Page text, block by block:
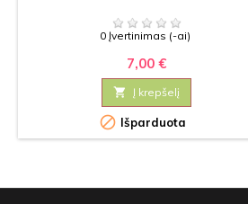
0 Įvertinimas (-ai)
7,00 €
 Į krepšelį
 Išparduota